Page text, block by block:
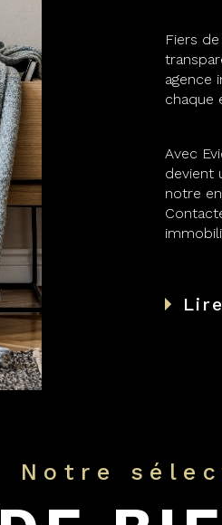
Fiers
agence
chaque
Avec
devient
notre
Notre